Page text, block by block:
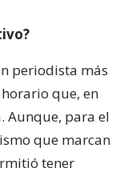
periodista más
que, en
Aunque, para el
que marcan
tener